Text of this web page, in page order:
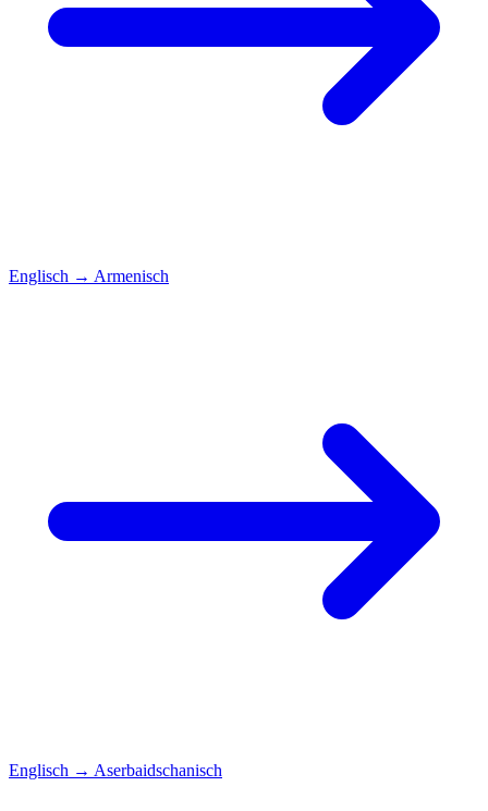
Englisch → Armenisch
Englisch → Aserbaidschanisch